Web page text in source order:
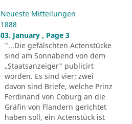
Neueste Mitteilungen
1888
03. January , Page 3
"...Die gefälschten Actenstücke
sind am Sonnabend von dem
„Staatsanzeiger" publicirt
worden. Es sind vier; zwei
davon sind Briefe, welche Prinz
Ferdinand von Coburg an die
Gräfin von Flandern gerichtet
haben soll, ein Actenstück ist